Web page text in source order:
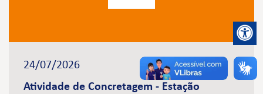
24/07/2026
Atividade de Concretagem - Estação